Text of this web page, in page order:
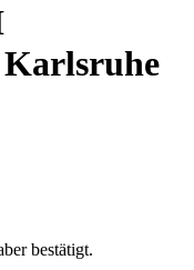
Karlsruhe
bestätigt.